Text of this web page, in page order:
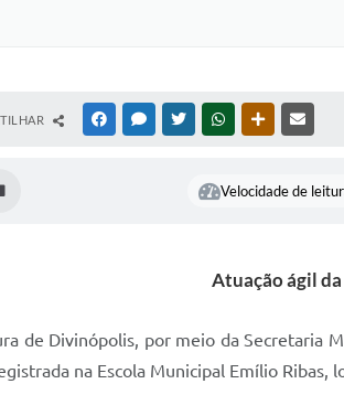
FACEBOOKMESSENGER
TWITTERWHATSAPPOUTRAS
Velocidade de
Atuação ágil
de Divinópolis, por meio da Secretaria
na Escola Municipal Emílio